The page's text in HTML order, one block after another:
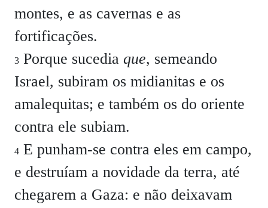
montes, e as cavernas e as
fortificações.
3 Porque sucedia que, semeando
Israel, subiram os midianitas e os
amalequitas; e também os do oriente
contra ele subiam.
4 E punham-se contra eles em campo,
e destruíam a novidade da terra, até
chegarem a Gaza: e não deixavam